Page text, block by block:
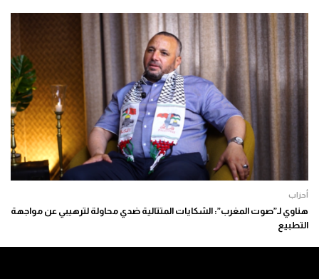
أحزاب
هناوي لـ”صوت المغرب”: الشكايات المتتالية ضدي محاولة لترهيبي عن مواجهة
التطبيع